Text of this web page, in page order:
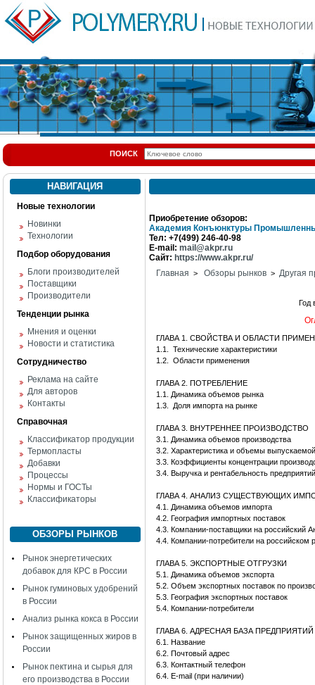
ПОИСК
НАВИГАЦИЯ
Новые технологии
Новинки
Технологии
Подбор оборудования
Блоги производителей
Поставщики
Производители
Тенденции рынка
Мнения и оценки
Новости и статистика
Сотрудничество
Реклама на сайте
Для авторов
Контакты
Справочная
Классификатор продукции
Термопласты
Добавки
Процессы
Нормы и ГОСТы
Классификаторы
ОБЗОРЫ РЫНКОВ
Рынок энергетических
добавок для КРС в России
Рынок гуминовых удобрений
в России
Анализ рынка кокса в России
Рынок защищенных жиров в
России
Рынок пектина и сырья для
его производства в России
Приобретение обзоров:
Академия Конъюнктуры
Тел: +7(499) 246-40-98
E-mail: mail@akpr.ru
Сайт: https://www.akpr.ru/
Главная > Обзоры рынков > Другая
Год
ГЛАВА 1. СВОЙСТВА И ОБЛАСТИ
1.1.
Технические характеристики
1.2.
Области применения
ГЛАВА 2. ПОТРЕБЛЕНИЕ
1.1. Динамика объемов рынка
1.3.
Доля импорта на рынке
ГЛАВА 3. ВНУТРЕННЕЕ ПРОИЗВОДСТВО
3.1. Динамика объемов производства
3.2. Характеристика и объемы
3.3. Коэффициенты концентрации
3.4. Выручка и рентабельность
ГЛАВА 4. АНАЛИЗ СУЩЕСТВУЮЩИХ
4.1. Динамика объемов импорта
4.2. География импортных поставок
4.3. Компании-поставщики на российский
4.4. Компании-потребители на российском
ГЛАВА 5. ЭКСПОРТНЫЕ ОТГРУЗКИ
5.1. Динамика объемов экспорта
5.2. Объем экспортных поставок по
5.3. География экспортных поставок
5.4. Компании-потребители
ГЛАВА 6. АДРЕСНАЯ БАЗА
6.1. Название
6.2. Почтовый адрес
6.3. Контактный телефон
6.4. E-mail (при наличии)